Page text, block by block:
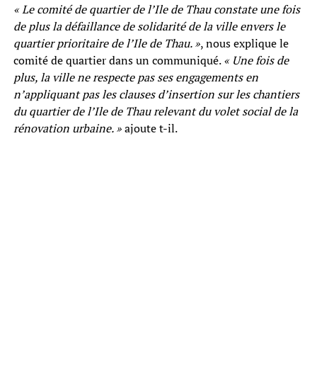
« Le comité de quartier de l’Ile de Thau constate une fois
de plus la défaillance de solidarité de la ville envers le
quartier prioritaire de l’Ile de Thau. », nous explique le
comité de quartier dans un communiqué.« Une fois de
plus, la ville ne respecte pas ses engagements en
n’appliquant pas les clauses d’insertion sur les chantiers
du quartier de l’Ile de Thau relevant du volet social de la
rénovation urbaine. »ajoute t-il.